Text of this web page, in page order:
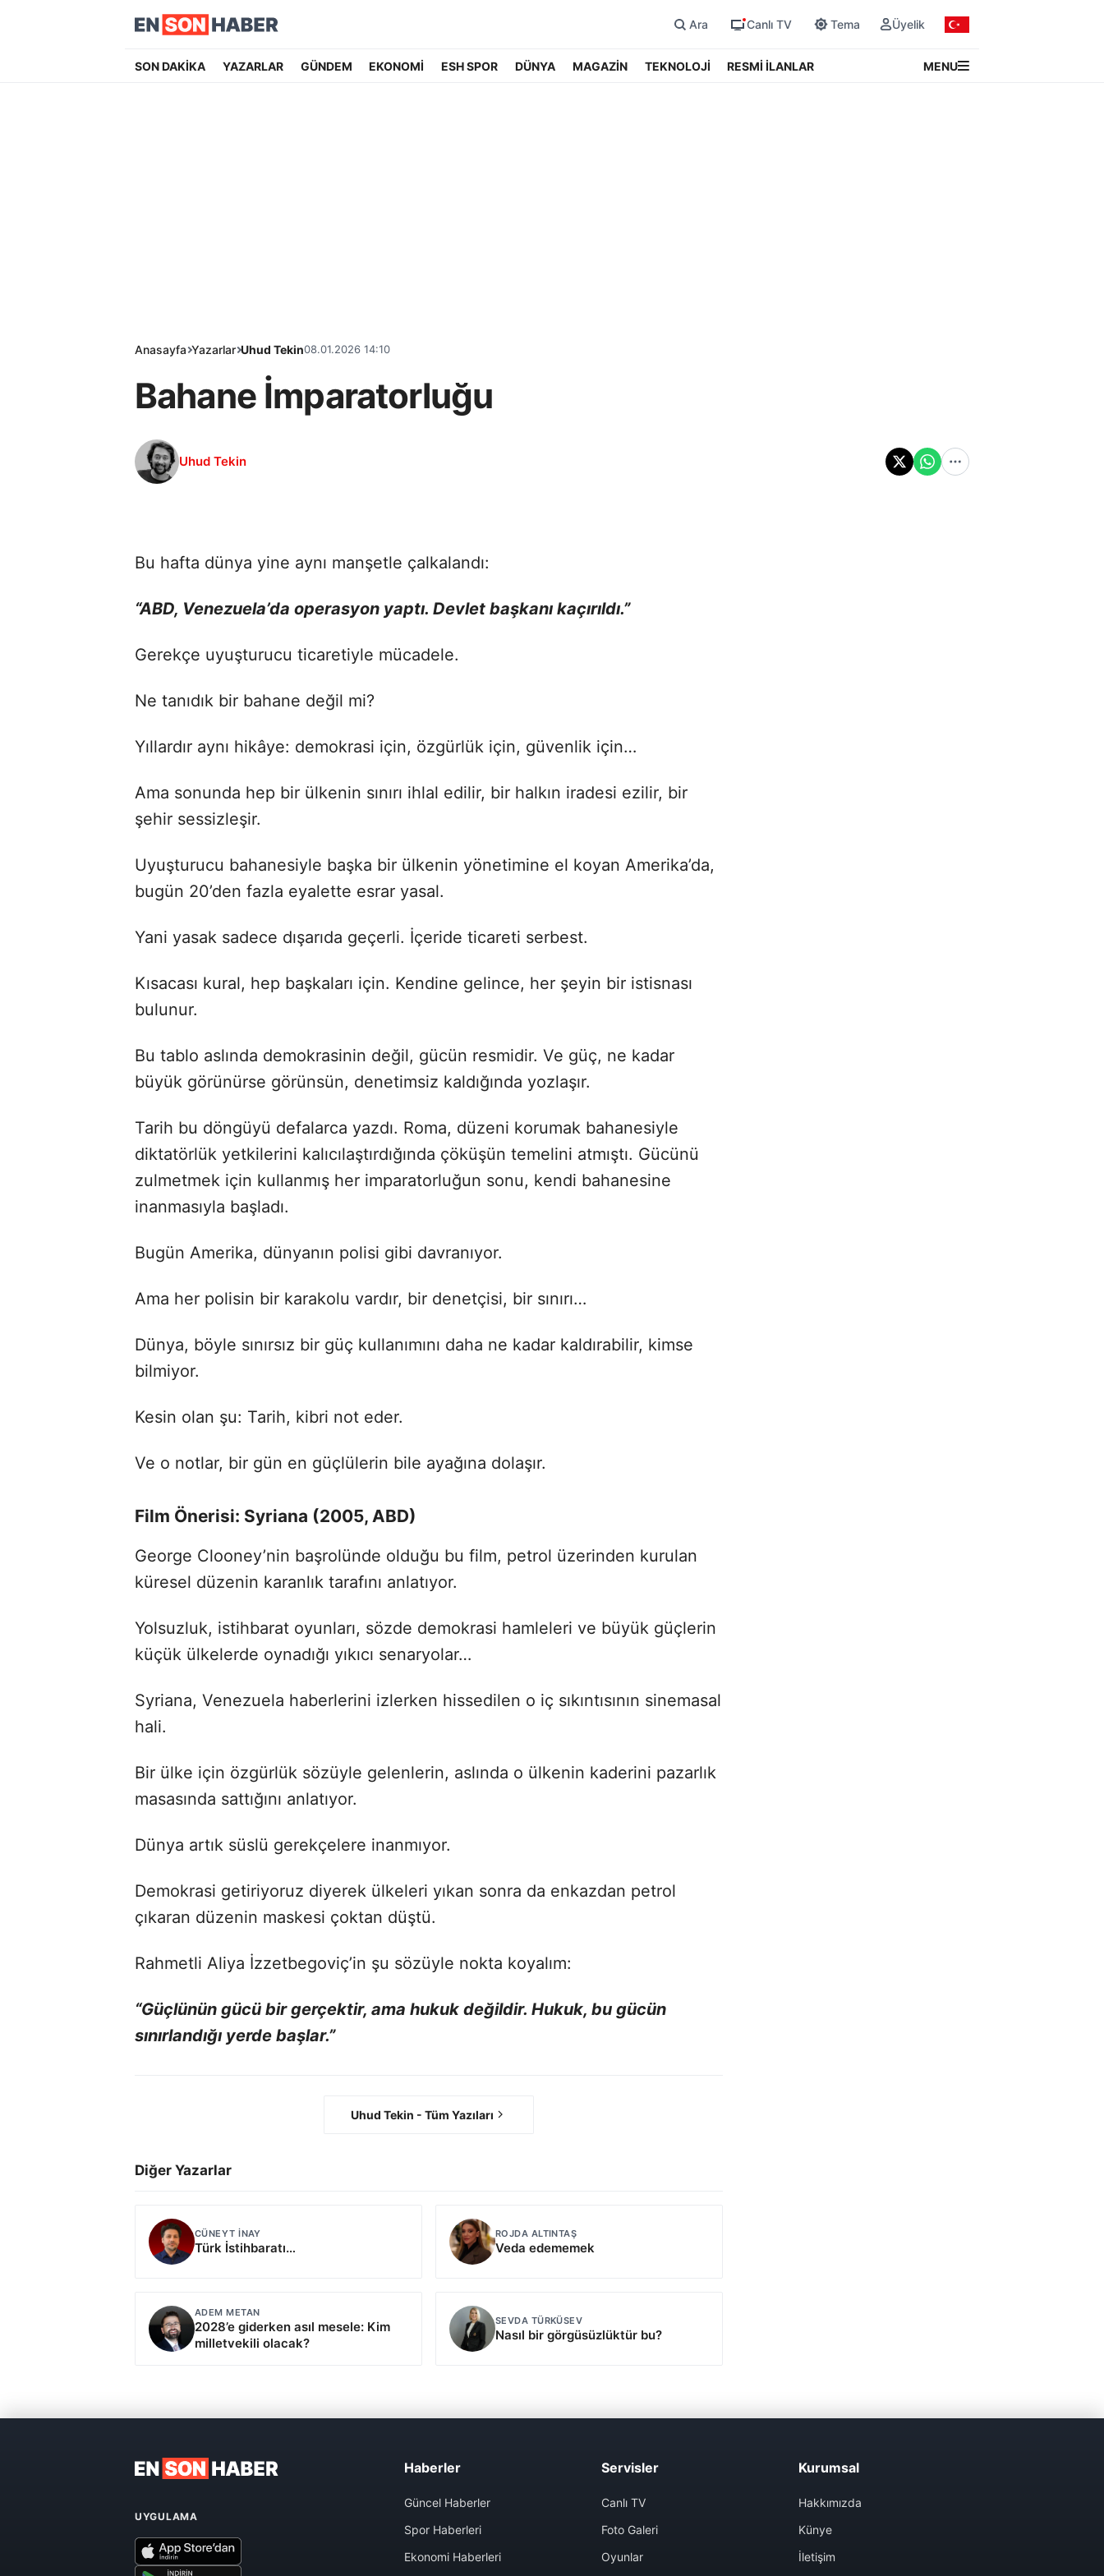
Ara Canlı TV Tema Üyelik
SON DAKİKA YAZARLAR GÜNDEM EKONOMİ ESH SPOR DÜNYA MAGAZİN TEKNOLOJİ RESMİ İLANLAR MENU
Anasayfa Yazarlar Uhud Tekin08.01.2026 14:10
Bahane İmparatorluğu
Uhud Tekin
Bu hafta dünya yine aynı manşetle çalkalandı:
“ABD, Venezuela’da operasyon yaptı. Devlet başkanı kaçırıldı.”
Gerekçe uyuşturucu ticaretiyle mücadele.
Ne tanıdık bir bahane değil mi?
Yıllardır aynı hikâye: demokrasi için, özgürlük için, güvenlik için…
Ama sonunda hep bir ülkenin sınırı ihlal edilir, bir halkın iradesi ezilir, bir
şehir sessizleşir.
Uyuşturucu bahanesiyle başka bir ülkenin yönetimine el koyan Amerika’da,
bugün 20’den fazla eyalette esrar yasal.
Yani yasak sadece dışarıda geçerli. İçeride ticareti serbest.
Kısacası kural, hep başkaları için. Kendine gelince, her şeyin bir istisnası
bulunur.
Bu tablo aslında demokrasinin değil, gücün resmidir. Ve güç, ne kadar
büyük görünürse görünsün, denetimsiz kaldığında yozlaşır.
Tarih bu döngüyü defalarca yazdı. Roma, düzeni korumak bahanesiyle
diktatörlük yetkilerini kalıcılaştırdığında çöküşün temelini atmıştı. Gücünü
zulmetmek için kullanmış her imparatorluğun sonu, kendi bahanesine
inanmasıyla başladı.
Bugün Amerika, dünyanın polisi gibi davranıyor.
Ama her polisin bir karakolu vardır, bir denetçisi, bir sınırı…
Dünya, böyle sınırsız bir güç kullanımını daha ne kadar kaldırabilir, kimse
bilmiyor.
Kesin olan şu: Tarih, kibri not eder.
Ve o notlar, bir gün en güçlülerin bile ayağına dolaşır.
Film Önerisi: Syriana (2005, ABD)
George Clooney’nin başrolünde olduğu bu film, petrol üzerinden kurulan
küresel düzenin karanlık tarafını anlatıyor.
Yolsuzluk, istihbarat oyunları, sözde demokrasi hamleleri ve büyük güçlerin
küçük ülkelerde oynadığı yıkıcı senaryolar…
Syriana, Venezuela haberlerini izlerken hissedilen o iç sıkıntısının sinemasal
hali.
Bir ülke için özgürlük sözüyle gelenlerin, aslında o ülkenin kaderini pazarlık
masasında sattığını anlatıyor.
Dünya artık süslü gerekçelere inanmıyor.
Demokrasi getiriyoruz diyerek ülkeleri yıkan sonra da enkazdan petrol
çıkaran düzenin maskesi çoktan düştü.
Rahmetli Aliya İzzetbegoviç’in şu sözüyle nokta koyalım:
“Güçlünün gücü bir gerçektir, ama hukuk değildir. Hukuk, bu gücün
sınırlandığı yerde başlar.”
Uhud Tekin - Tüm Yazıları
Diğer Yazarlar
CÜNEYT İNAY
Türk İstihbaratı…
ROJDA ALTINTAŞ
Veda edememek
ADEM METAN
2028’e giderken asıl mesele: Kim
milletvekili olacak?
SEVDA TÜRKÜSEV
Nasıl bir görgüsüzlüktür bu?
UYGULAMA
Haberler
Güncel Haberler
Spor Haberleri
Ekonomi Haberleri
Servisler
Canlı TV
Foto Galeri
Oyunlar
Kurumsal
Hakkımızda
Künye
İletişim